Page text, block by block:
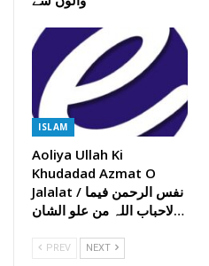
ISLAM
Aoliya Ullah Ki
Khudadad Azmat O
Jalalat / نفس الرحمن فیما
لاحباب اللہ من علو الشان…
PREV NEXT